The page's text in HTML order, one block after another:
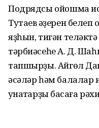
Подрядсы ойошма
Тутаев ҡәҙерен
яҙһын, тигән
тәрбиәсеһе А. Д.
тапшырҙы. Айгөл
әсәләр һәм балалар
ҡунаҡтарҙы баҡсаға